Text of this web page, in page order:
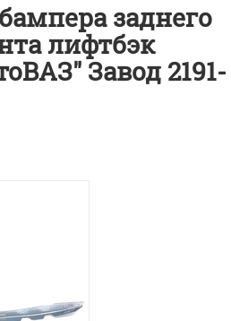
заднего
лифтбэк
Завод 2191-